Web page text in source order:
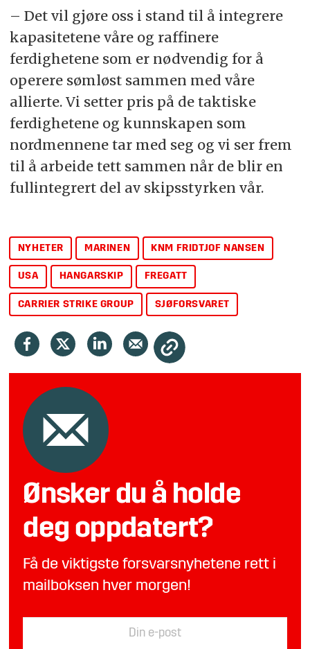
– Det vil gjøre oss i stand til å integrere
kapasitetene våre og raffinere
ferdighetene som er nødvendig for å
operere sømløst sammen med våre
allierte. Vi setter pris på de taktiske
ferdighetene og kunnskapen som
nordmennene tar med seg og vi ser frem
til å arbeide tett sammen når de blir en
fullintegrert del av skipsstyrken vår.
NYHETER MARINEN KNM FRIDTJOF NANSEN
USA HANGARSKIP FREGATT
CARRIER STRIKE GROUP SJØFORSVARET
Ønsker du å holde
deg oppdatert?
Få de viktigste forsvarsnyhetene rett i
mailboksen hver morgen!